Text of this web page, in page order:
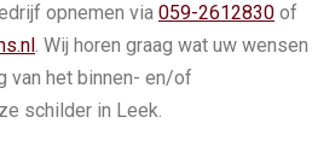
opnemen via 059-2612830 of
. Wij horen graag wat uw wensen
van het binnen- en/of
schilder in Leek.